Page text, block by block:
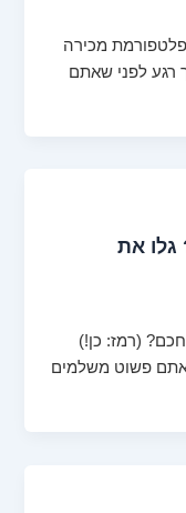
מכירה
רגע לפני שאתם
גלו את
(רמז: כן!)
פשוט משלמים